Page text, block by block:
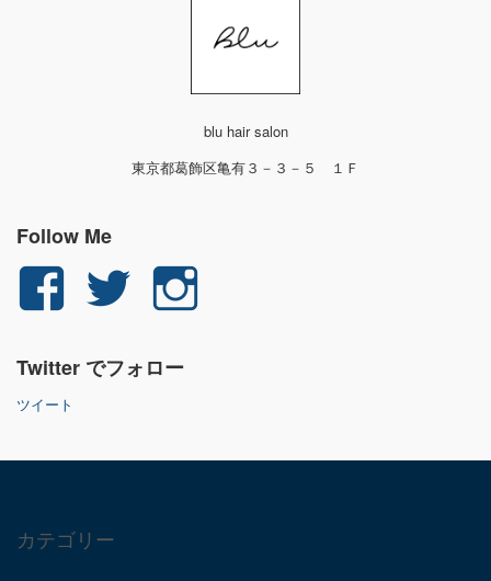
blu hair salon
東京都葛飾区亀有３－３－５ １Ｆ
Follow Me
yuichi.fujita.351
ん
ロ
yu_1_fjt
ん
Twitter でフォロー
ツイート
カテゴリー